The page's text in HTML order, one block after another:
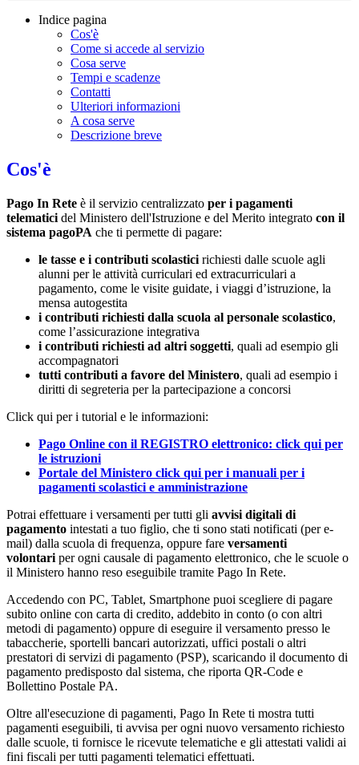
Indice pagina
Cos'è
Come si accede al servizio
Cosa serve
Tempi e scadenze
Contatti
Ulteriori informazioni
A cosa serve
Descrizione breve
Cos'è
Pago In Rete è il servizio centralizzato per i pagamenti
telematici del Ministero dell'Istruzione e del Merito integrato con il
sistema pagoPA che ti permette di pagare:
le tasse e i contributi scolastici richiesti dalle scuole agli
alunni per le attività curriculari ed extracurriculari a
pagamento, come le visite guidate, i viaggi d’istruzione, la
mensa autogestita
i contributi richiesti dalla scuola al personale scolastico,
come l’assicurazione integrativa
i contributi richiesti ad altri soggetti, quali ad esempio gli
accompagnatori
tutti contributi a favore del Ministero, quali ad esempio i
diritti di segreteria per la partecipazione a concorsi
Click qui per i tutorial e le informazioni:
Pago Online con il REGISTRO elettronico: click qui per
le istruzioni
Portale del Ministero click qui per i manuali per i
pagamenti scolastici e amministrazione
Potrai effettuare i versamenti per tutti gli avvisi digitali di
pagamento intestati a tuo figlio, che ti sono stati notificati (per e-
mail) dalla scuola di frequenza, oppure fare versamenti
volontari per ogni causale di pagamento elettronico, che le scuole o
il Ministero hanno reso eseguibile tramite Pago In Rete.
Accedendo con PC, Tablet, Smartphone puoi scegliere di pagare
subito online con carta di credito, addebito in conto (o con altri
metodi di pagamento) oppure di eseguire il versamento presso le
tabaccherie, sportelli bancari autorizzati, uffici postali o altri
prestatori di servizi di pagamento (PSP), scaricando il documento di
pagamento predisposto dal sistema, che riporta QR-Code e
Bollettino Postale PA.
Oltre all'esecuzione di pagamenti, Pago In Rete ti mostra tutti
pagamenti eseguibili, ti avvisa per ogni nuovo versamento richiesto
dalle scuole, ti fornisce le ricevute telematiche e gli attestati validi ai
fini fiscali per tutti pagamenti telematici effettuati.